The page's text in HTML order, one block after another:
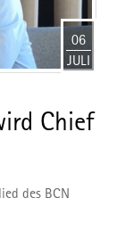
06
JULI
Chief
des BCN